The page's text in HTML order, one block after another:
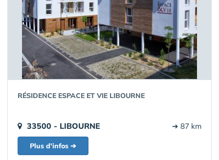
RÉSIDENCE ESPACE ET VIE LIBOURNE
33500 - LIBOURNE ➔ 87 km
Plus d'infos ➔